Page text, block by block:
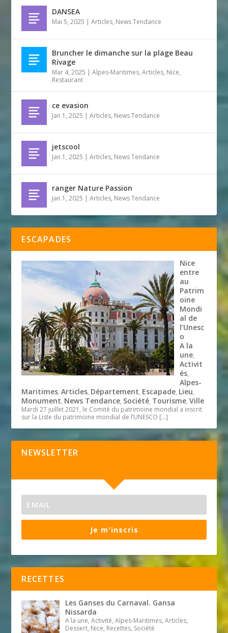
DANSEA
Mai 5, 2025 |Articles, News Tendance
Bruncher le dimanche sur la plage Beau
Rivage
Mar 4, 2025 |Alpes-Maritimes,Articles, Nice,
Restaurant
ce evasion
Jan 1, 2025 |Articles, News Tendance
jetscool
Jan 1, 2025 |Articles, News Tendance
ranger Nature Passion
Jan 1, 2025 |Articles, News Tendance
ESCAPADES
Nice
entre
au
Patrim
oine
Mondi
al de
l’Unesc
o
A la
une,
Activit
és,
Alpes-
Maritimes,Articles, Département, Escapade, Lieu,
Monument, News Tendance, Société, Tourisme,Ville
Mardi 27 juillet 2021, le Comité du patrimoine mondial a inscrit
sur la Liste du patrimoine mondial de l’UNESCO […]
NEWSLETTER
Je m'inscris
RECETTES
Les Ganses du Carnaval. Gansa
Nissarda
A la une, Activité, Alpes-Maritimes, Articles,
Dessert, Nice, Recettes, Société